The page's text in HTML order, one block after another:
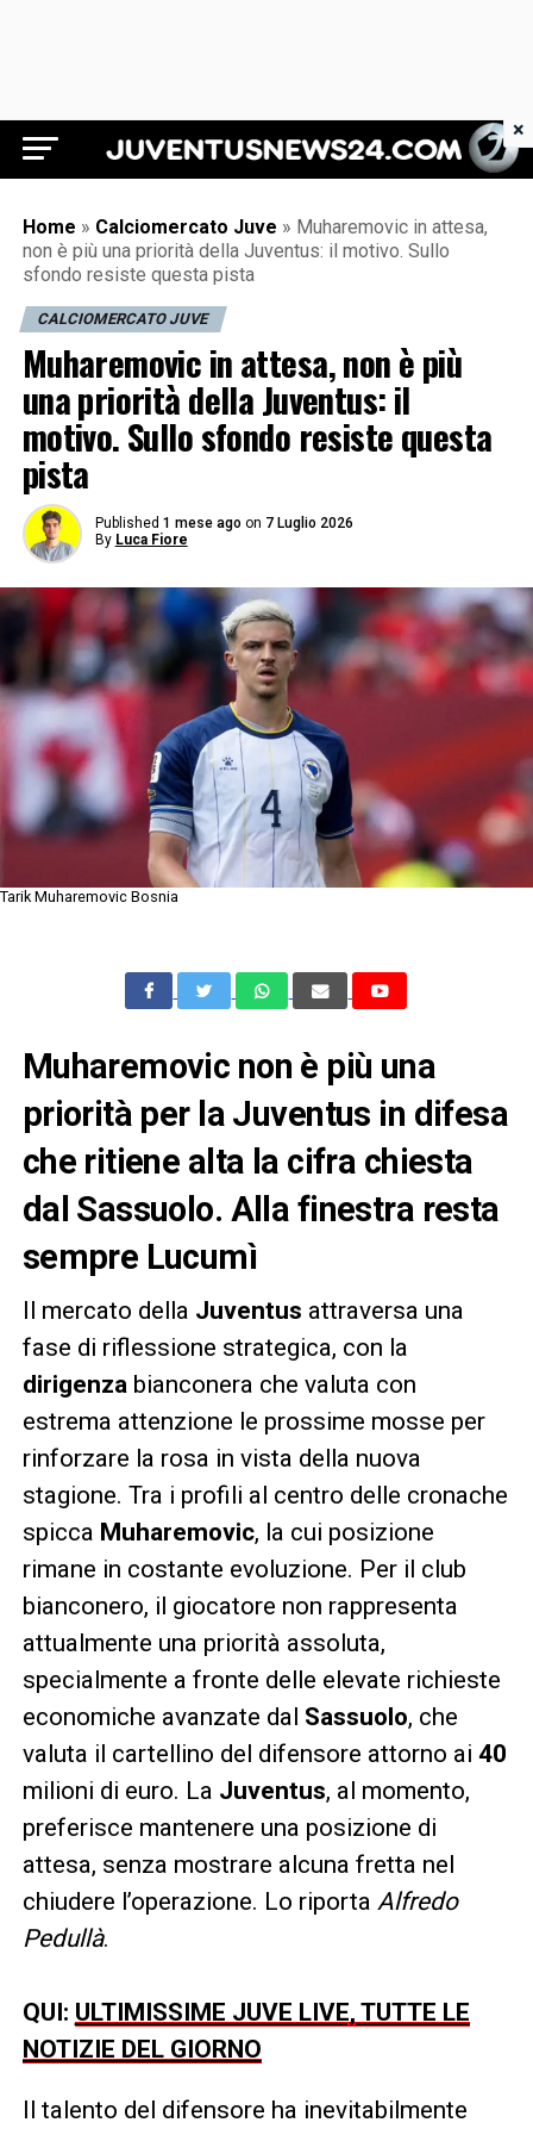
Juventus News 24
Home » Calciomercato Juve » Muharemovic in attesa,
non è più una priorità della Juventus: il motivo. Sullo
sfondo resiste questa pista
CALCIOMERCATO JUVE
Muharemovic in attesa, non è più
una priorità della Juventus: il
motivo. Sullo sfondo resiste questa
pista
Published 1 mese ago on 7 Luglio 2026
By Luca Fiore
Tarik Muharemovic Bosnia
Muharemovic non è più una
priorità per la Juventus in difesa
che ritiene alta la cifra chiesta
dal Sassuolo. Alla finestra resta
sempre Lucumì
Il mercato della Juventus attraversa una
fase di riflessione strategica, con la
dirigenzabianconera che valuta con
estrema attenzione le prossime mosse per
rinforzare la rosa in vista della nuova
stagione. Tra i profili al centro delle cronache
spicca Muharemovic, la cui posizione
rimane in costante evoluzione. Per il club
bianconero, il giocatore non rappresenta
attualmente una priorità assoluta,
specialmente a fronte delle elevate richieste
economiche avanzate dal Sassuolo, che
valuta il cartellino del difensore attorno ai 40
milioni di euro. La Juventus, al momento,
preferisce mantenere una posizione di
attesa, senza mostrare alcuna fretta nel
chiudere l’operazione. Lo riporta Alfredo
Pedullà.
QUI: ULTIMISSIME JUVE LIVE, TUTTE LE
NOTIZIE DEL GIORNO
Il talento del difensore ha inevitabilmente
×